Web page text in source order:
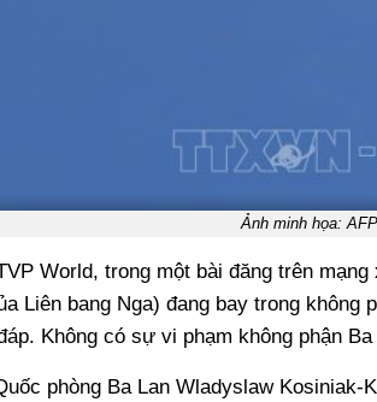
Ảnh minh họa:
World, trong một bài đăng trên
Liên bang Nga) đang bay trong không
Không có sự vi phạm không phận Ba
phòng Ba Lan Wladyslaw Kosiniak-